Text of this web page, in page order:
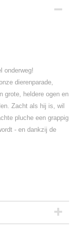
onderweg!
dierenparade,
grote, heldere ogen en
Zacht als hij is, wil
pluche een grappig
- en dankzij de